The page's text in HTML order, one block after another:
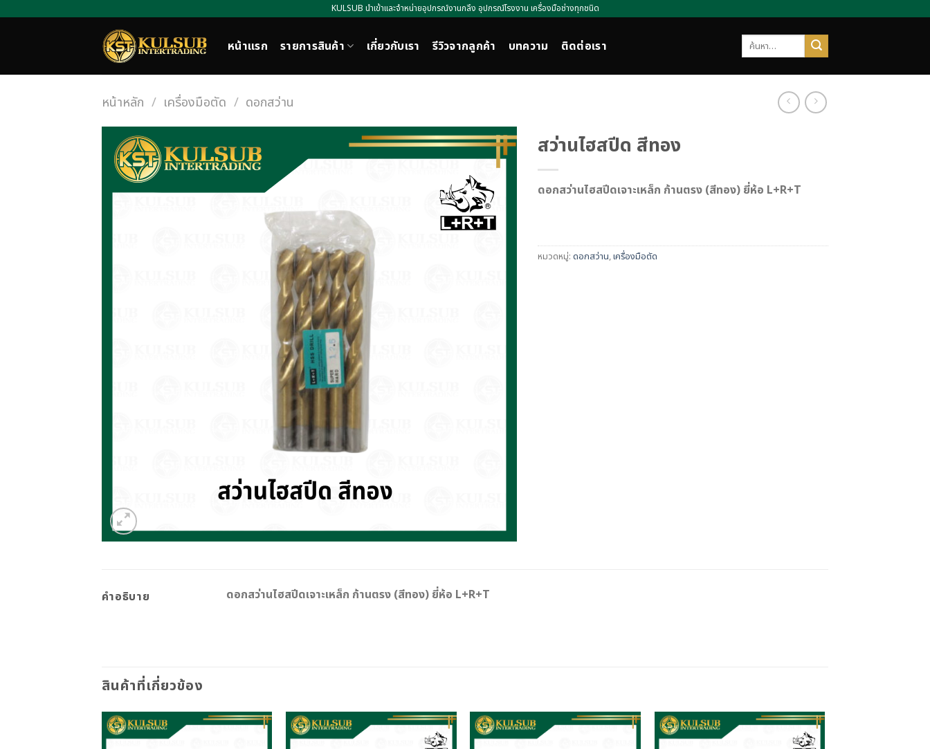
KULSUB นำเข้าและจำหน่ายอุปกรณ์งานกลึง อุปกรณ์โรงงาน เครื่องมือช่างทุกชนิด
หน้าแรก รายการสินค้า เกี่ยวกับเรา รีวิวจากลูกค้า บทความ ติดต่อเรา ค้นหา:
หน้าหลัก / เครื่องมือตัด / ดอกสว่าน
สว่านไฮสปีด สีทอง
ดอกสว่านไฮสปีดเจาะเหล็ก ก้านตรง (สีทอง) ยี่ห้อ L+R+T
หมวดหมู่: ดอกสว่าน,เครื่องมือตัด
คำอธิบาย ดอกสว่านไฮสปีดเจาะเหล็ก ก้านตรง (สีทอง) ยี่ห้อ L+R+T
สินค้าที่เกี่ยวข้อง